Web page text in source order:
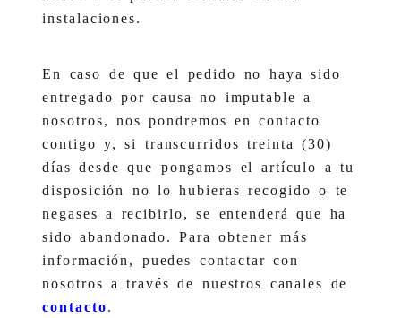
instalaciones.
En caso de que el pedido no haya sido
entregado por causa no imputable a
nosotros, nos pondremos en contacto
contigo y, si transcurridos treinta (30)
días desde que pongamos el artículo a tu
disposición no lo hubieras recogido o te
negases a recibirlo, se entenderá que ha
sido abandonado. Para obtener más
información, puedes contactar con
nosotros a través de nuestros canales de
contacto.